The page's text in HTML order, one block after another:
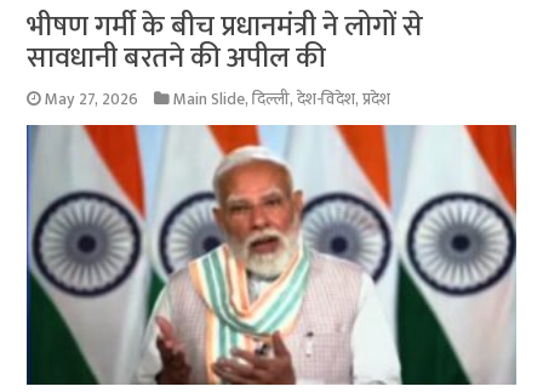
भीषण गर्मी के बीच प्रधानमंत्री ने लोगों से
सावधानी बरतने की अपील की
May 27, 2026 Main Slide,दिल्ली,देश-विदेश,प्रदेश